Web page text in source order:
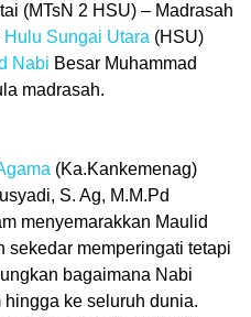
(MTsN 2 HSU) – Madrasah
Hulu Sungai Utara (HSU)
Nabi Besar Muhammad
madrasah.
(Ka.Kankemenag)
S. Ag, M.M.Pd
menyemarakkan Maulid
sekedar memperingati tetapi
bagaimana Nabi
ke seluruh dunia.